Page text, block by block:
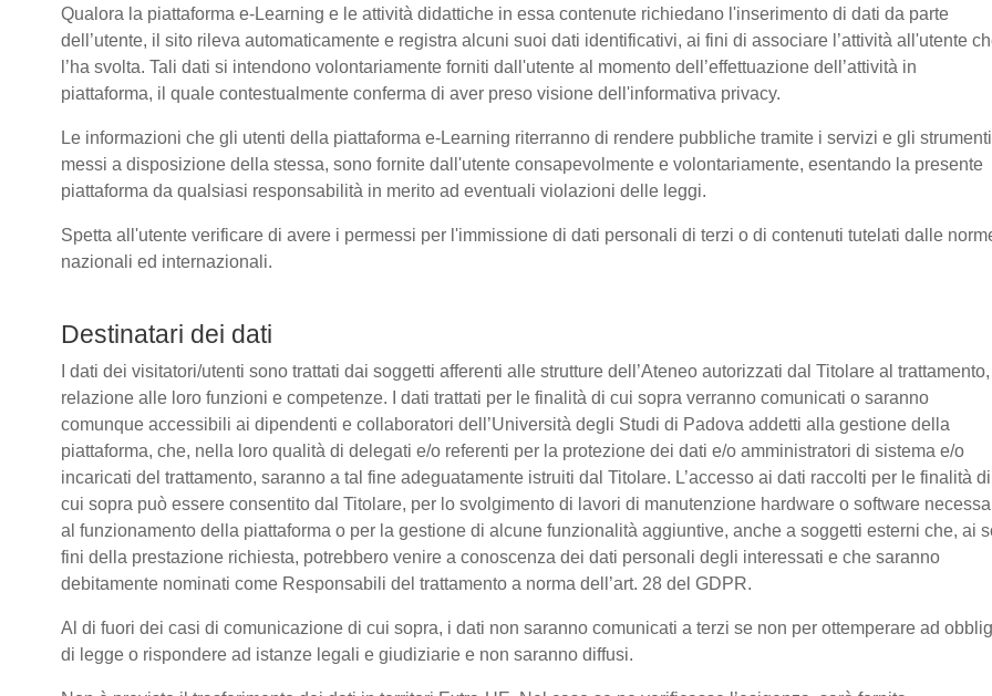
Qualora la piattaforma e-Learning e le attività didattiche in essa contenute richiedano l'inserimento di dati da parte
dell’utente, il sito rileva automaticamente e registra alcuni suoi dati identificativi, ai fini di associare l’attività all'utente
l’ha svolta. Tali dati si intendono volontariamente forniti dall'utente al momento dell’effettuazione dell’attività in
piattaforma, il quale contestualmente conferma di aver preso visione dell'informativa privacy.
Le informazioni che gli utenti della piattaforma e-Learning riterranno di rendere pubbliche tramite i servizi e gli strumenti
messi a disposizione della stessa, sono fornite dall'utente consapevolmente e volontariamente, esentando la presente
piattaforma da qualsiasi responsabilità in merito ad eventuali violazioni delle leggi.
Spetta all'utente verificare di avere i permessi per l'immissione di dati personali di terzi o di contenuti tutelati dalle
nazionali ed internazionali.
Destinatari dei dati
I dati dei visitatori/utenti sono trattati dai soggetti afferenti alle strutture dell’Ateneo autorizzati dal Titolare al
relazione alle loro funzioni e competenze. I dati trattati per le finalità di cui sopra verranno comunicati o saranno
comunque accessibili ai dipendenti e collaboratori dell’Università degli Studi di Padova addetti alla gestione della
piattaforma, che, nella loro qualità di delegati e/o referenti per la protezione dei dati e/o amministratori di sistema e/o
incaricati del trattamento, saranno a tal fine adeguatamente istruiti dal Titolare. L’accesso ai dati raccolti per le finalità di
cui sopra può essere consentito dal Titolare, per lo svolgimento di lavori di manutenzione hardware o software
al funzionamento della piattaforma o per la gestione di alcune funzionalità aggiuntive, anche a soggetti esterni che, ai
fini della prestazione richiesta, potrebbero venire a conoscenza dei dati personali degli interessati e che saranno
debitamente nominati come Responsabili del trattamento a norma dell’art. 28 del GDPR.
Al di fuori dei casi di comunicazione di cui sopra, i dati non saranno comunicati a terzi se non per ottemperare ad
di legge o rispondere ad istanze legali e giudiziarie e non saranno diffusi.